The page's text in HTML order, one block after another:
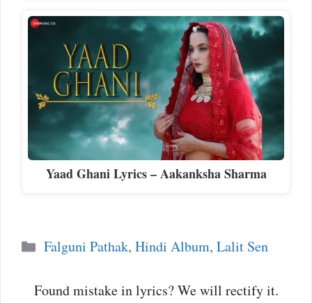
Yaad Ghani Lyrics – Aakanksha Sharma
Categories
Falguni Pathak, Hindi Album, Lalit Sen
Found mistake in lyrics? We will rectify it.